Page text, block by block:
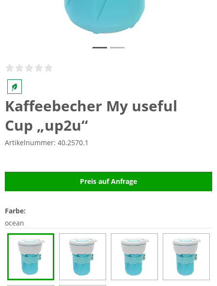
Kaffeebecher My useful
Cup „up2u“
Artikelnummer: 40.2570.1
Preis auf Anfrage
Farbe:
ocean